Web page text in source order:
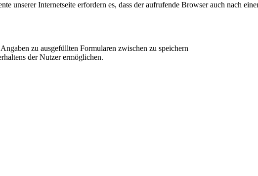
unserer Internetseite erfordern es, dass der aufrufende Browser auch nach
zu ausgefüllten Formularen zwischen zu speichern
der Nutzer ermöglichen.